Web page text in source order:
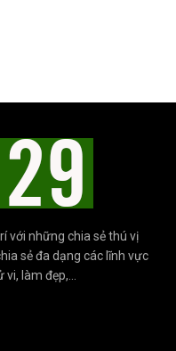
với những chia sẻ thú vị
sẻ đa dạng các lĩnh vực
làm đẹp,...